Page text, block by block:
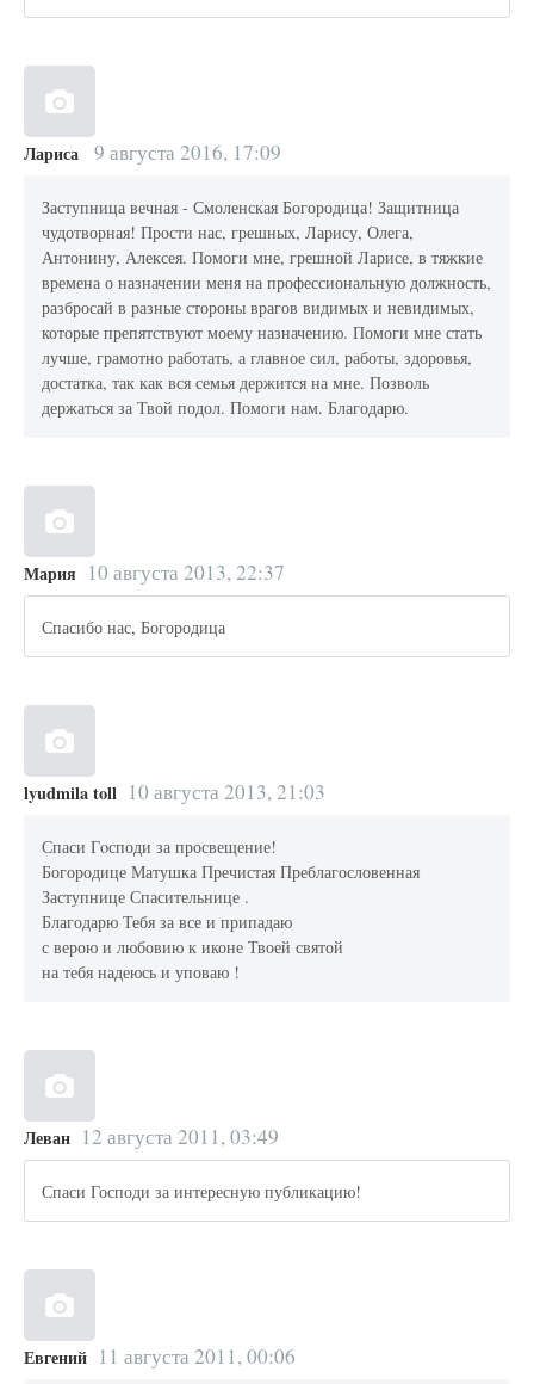
Лариса 9 августа 2016, 17:09
Заступница вечная - Смоленская Богородица! Защитница
чудотворная! Прости нас, грешных, Ларису, Олега,
Антонину, Алексея. Помоги мне, грешной Ларисе, в тяжкие
времена о назначении меня на профессиональную должность,
разбросай в разные стороны врагов видимых и невидимых,
которые препятствуют моему назначению. Помоги мне стать
лучше, грамотно работать, а главное сил, работы, здоровья,
достатка, так как вся семья держится на мне. Позволь
держаться за Твой подол. Помоги нам. Благодарю.
Мария 10 августа 2013, 22:37
Спасибо нас, Богородица
lyudmila toll 10 августа 2013, 21:03
Спаси Гoсподи за просвещение!
Богородице Матушка Пречистая Преблагословенная
Заступнице Спасительнице .
Благодарю Тебя за все и припадаю
с верою и любовию к иконе Твоей святой
на тебя надеюсь и уповаю !
Леван 12 августа 2011, 03:49
Спаси Господи за интересную публикацию!
Евгений 11 августа 2011, 00:06